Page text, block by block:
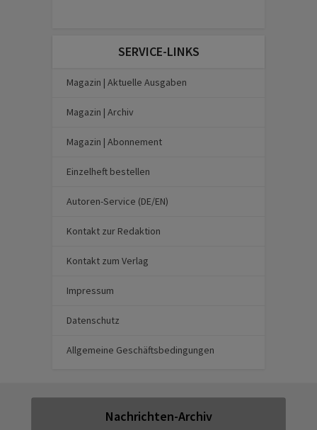
SERVICE-LINKS
Magazin | Aktuelle Ausgaben
Magazin | Archiv
Magazin | Abonnement
Einzelheft bestellen
Autoren-Service (DE/EN)
Kontakt zur Redaktion
Kontakt zum Verlag
Impressum
Datenschutz
Allgemeine Geschäftsbedingungen
Nachrichten-Archiv